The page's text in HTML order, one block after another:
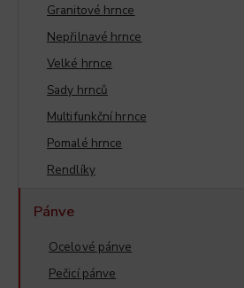
Granitové hrnce
Nepřilnavé hrnce
Velké hrnce
Sady hrnců
Multifunkční hrnce
Pomalé hrnce
Rendlíky
Pánve
Ocelové pánve
Pečicí pánve